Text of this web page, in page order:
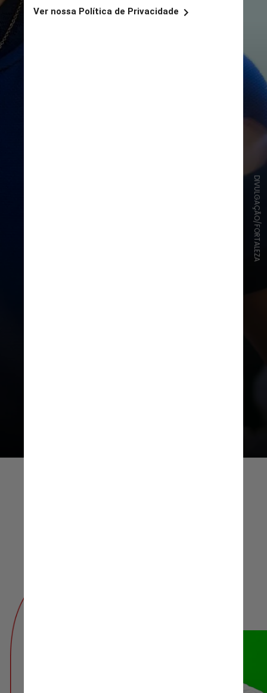
DIVULGAÇÃO/FORTALEZA